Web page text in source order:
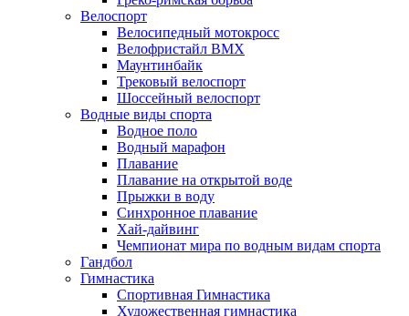
Велоспорт
Велосипедный мотокросс
Велофристайл BMX
Маунтинбайк
Трековый велоспорт
Шоссейный велоспорт
Водные виды спорта
Водное поло
Водный марафон
Плавание
Плавание на открытой воде
Прыжки в воду
Синхронное плавание
Хай-дайвинг
Чемпионат мира по водным видам спорта
Гандбол
Гимнастика
Спортивная Гимнастика
Художественная гимнастика